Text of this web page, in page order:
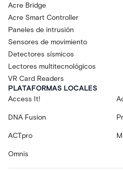
Acre Bridge
Acre Smart Controller
Paneles de intrusión
Sensores de movimiento
Detectores sísmicos
Lectores multitecnológicos
VR Card Readers
PLATAFORMAS LOCALES
Access It!
DNA Fusion
ACTpro
Omnis